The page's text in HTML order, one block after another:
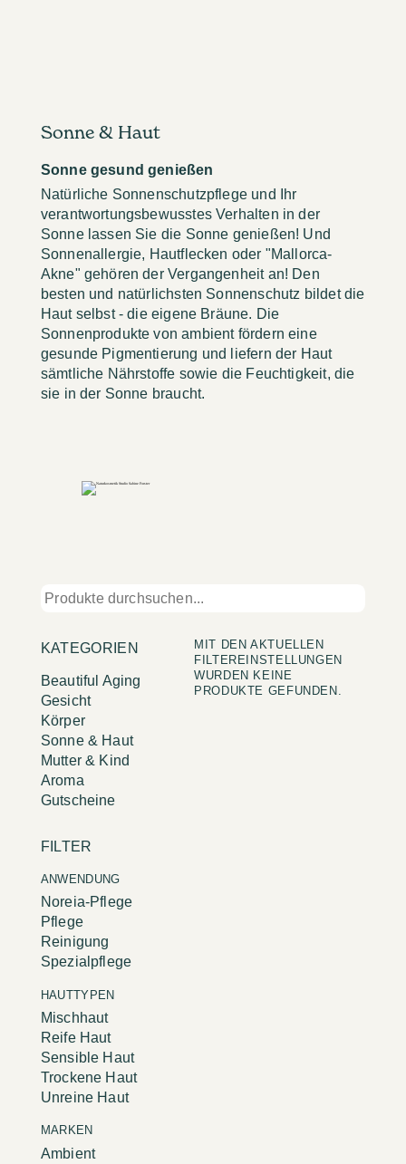
Sonne & Haut
Sonne gesund genießen
Natürliche Sonnenschutzpflege und Ihr
verantwortungsbewusstes Verhalten in der
Sonne lassen Sie die Sonne genießen! Und
Sonnenallergie, Hautflecken oder "Mallorca-
Akne" gehören der Vergangenheit an! Den
besten und natürlichsten Sonnenschutz bildet die
Haut selbst - die eigene Bräune. Die
Sonnenprodukte von ambient fördern eine
gesunde Pigmentierung und liefern der Haut
sämtliche Nährstoffe sowie die Feuchtigkeit, die
sie in der Sonne braucht.
KATEGORIEN
Beautiful Aging
Gesicht
Körper
Sonne & Haut
Mutter & Kind
Aroma
Gutscheine
FILTER
ANWENDUNG
Noreia-Pflege
Pflege
Reinigung
Spezialpflege
HAUTTYPEN
Mischhaut
Reife Haut
Sensible Haut
Trockene Haut
Unreine Haut
MARKEN
Ambient
MIT DEN AKTUELLEN
FILTEREINSTELLUNGEN
WURDEN KEINE
PRODUKTE GEFUNDEN.